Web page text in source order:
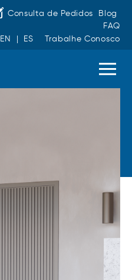
Consulta de Pedidos
Blog
FAQ
EN | ES Trabalhe Conosco